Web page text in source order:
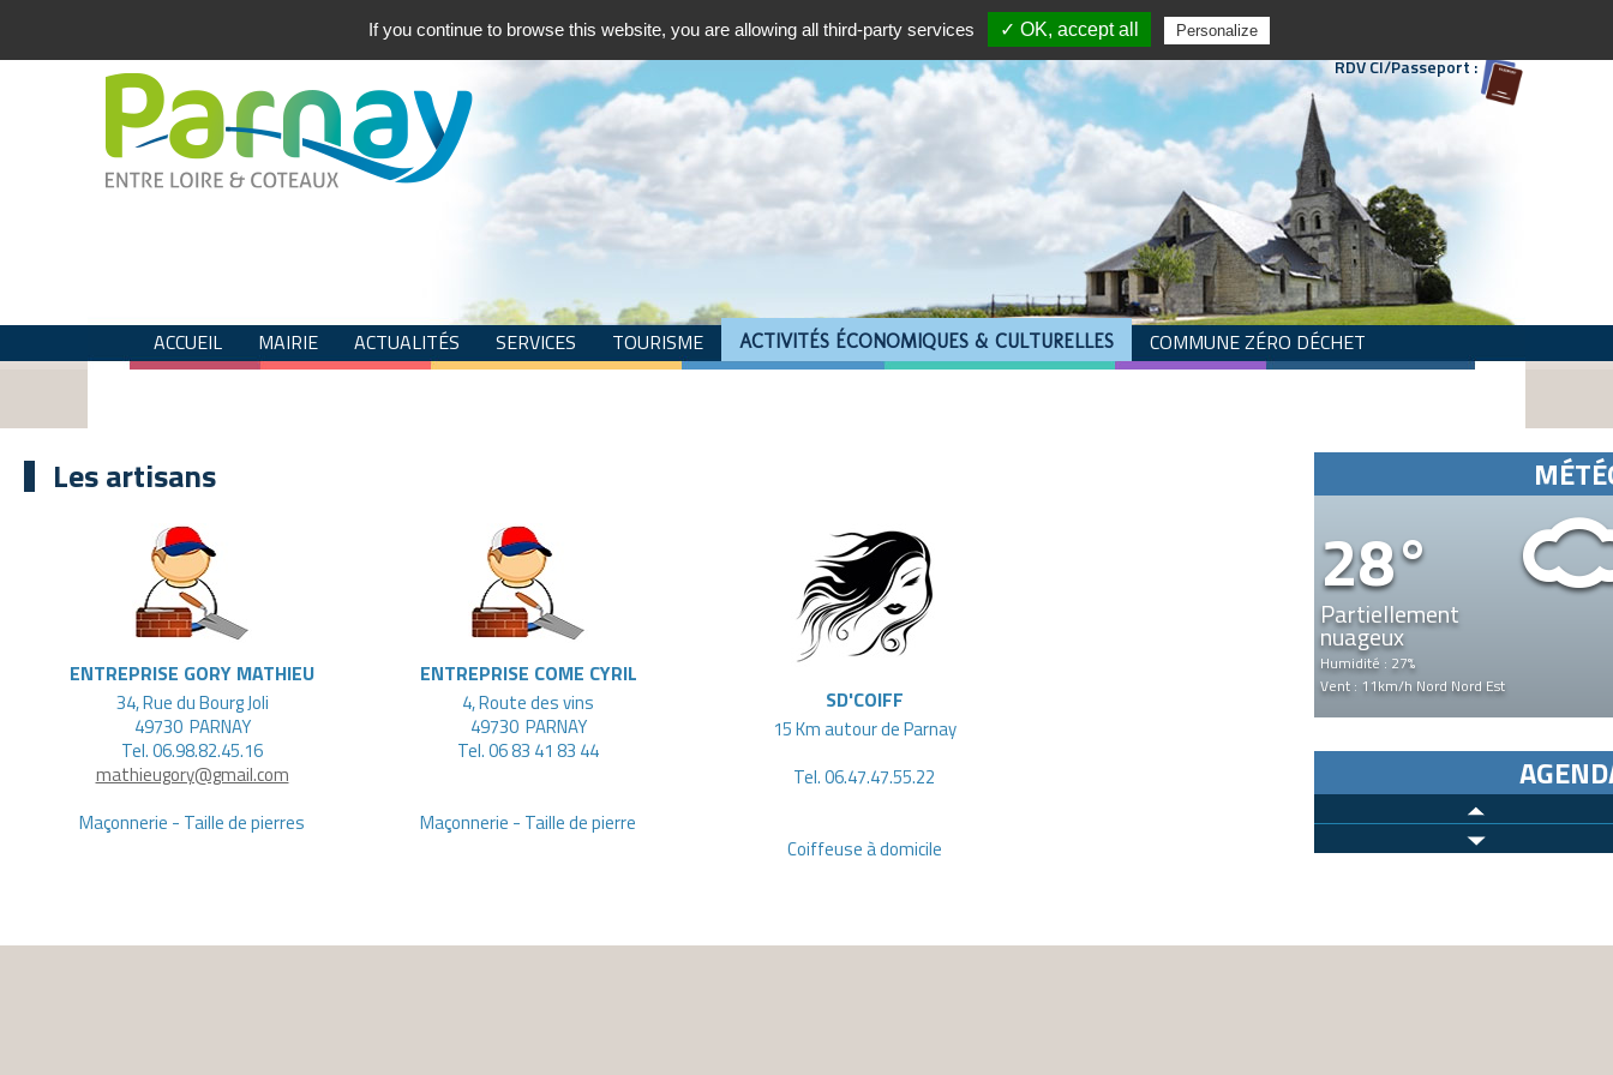
RDV CI/Passeport :
ACCUEIL MAIRIE ACTUALITÉS SERVICES TOURISME ACTIVITÉS ÉCONOMIQUES & CULTURELLES
COMMUNE ZÉRO DÉCHET
Les artisans
ENTREPRISE GORY MATHIEU
34, Rue du Bourg Joli
49730 PARNAY
Tel. 06.98.82.45.16
mathieugory@gmail.com
Maçonnerie - Taille de pierres
ENTREPRISE COME CYRIL
4, Route des vins
49730 PARNAY
Tel. 06 83 41 83 44
Maçonnerie - Taille de pierre
SD'COIFF
15 Km autour de Parnay
Tel. 06.47.47.55.22
Coiffeuse à domicile
28°
Partiellement
nuageux
Humidité : 27%
Vent : 11km/h Nord Nord Est
If you continue to browse this website, you are allowing all third-party services ✓ OK, accept all Personalize